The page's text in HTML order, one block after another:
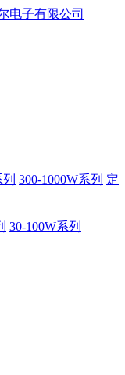
300-1000W系列 定
30-100W系列